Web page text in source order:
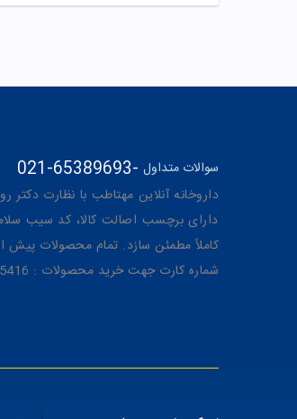
021-65389693 سوالات متداول -
داروخانه آنلاین مهتاطب با نظارت دکتر رویا
دارای برچسب اصالت کالا، کد سیب
کاملاً مطمئن سازد. تمام محصولات پیش
شماره کارت جهت خرید محصولات : 6104337531945416 به نام رویا میرنظامی